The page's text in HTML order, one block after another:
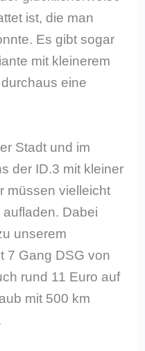
ist, die man
Es gibt sogar
mit kleinerem
eine
Stadt und im
der ID.3 mit kleiner
müssen vielleicht
Dabei
unserem
7 Gang DSG von
rund 11 Euro auf
mit 500 km